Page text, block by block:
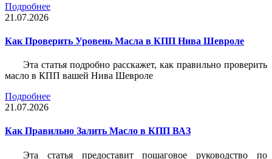
Подробнее
21.07.2026
Как Проверить Уровень Масла в КПП Нива Шевроле
Эта статья подробно расскажет, как правильно проверить
масло в КПП вашей Нива Шевроле
Подробнее
21.07.2026
Как Правильно Залить Масло в КПП ВАЗ
Эта статья предоставит пошаговое руководство по